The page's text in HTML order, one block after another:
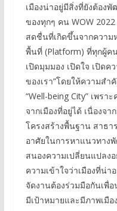
เมืองน่าอยู่มีสิ่งที่ยังต้อง
ของทุกๆ คน WOW
สดชื่นที่เกิดขึ้นจากความ
พื้นที่ (Platform) ที่ทุกผู้
เปิดมุมมอง เปิดใจ เปิดค
ของเรา”โดยให้ความส
“Well-being City” เพรา
จากเมืองที่อยู่ได้ เนื่องจ
โครงสร้างพื้นฐาน สาธ
อาศัยในการหาแนวทาง
สนองความเปลี่ยนแปลง
ความเข้าใจว่าเมืองที่น่า
จัดงานต้องร่วมมือกันเพื่
มีเป้าหมายและมีภาพเมื